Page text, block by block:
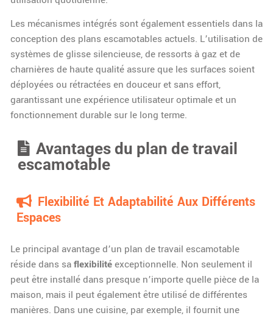
Les mécanismes intégrés sont également essentiels dans la
conception des plans escamotables actuels. L’utilisation de
systèmes de glisse silencieuse, de ressorts à gaz et de
charnières de haute qualité assure que les surfaces soient
déployées ou rétractées en douceur et sans effort,
garantissant une expérience utilisateur optimale et un
fonctionnement durable sur le long terme.
Avantages du plan de travail
escamotable
Flexibilité Et Adaptabilité Aux Différents
Espaces
Le principal avantage d’un plan de travail escamotable
réside dans saflexibilitéexceptionnelle. Non seulement il
peut être installé dans presque n’importe quelle pièce de la
maison, mais il peut également être utilisé de différentes
manières. Dans une cuisine, par exemple, il fournit une